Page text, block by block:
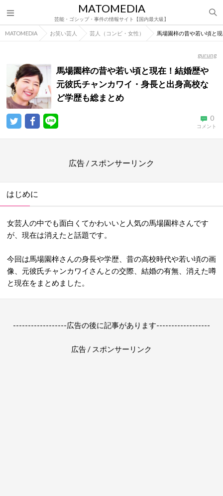
MATOMEDIA
芸能・ゴシップ・事件の情報サイト【国内最大級】
MATOMEDIA お笑い芸人 芸人（コンビ・女性） 馬場園梓の昔や若い頃と
gurung
馬場園梓の昔や若い頃と現在！結婚歴や
元彼氏チャンカワイ・身長と出身高校な
ど学歴も総まとめ
0
コメント
広告 / スポンサーリンク
はじめに
女芸人の中でも面白くてかわいいと人気の馬場園梓さんです
が、現在は消えたと話題です。
今回は馬場園梓さんの身長や学歴、昔の高校時代や若い頃の画
像、元彼氏チャンカワイさんとの交際、結婚の有無、消えた噂
と現在をまとめました。
------------------広告の後に記事があります------------------
広告 / スポンサーリンク